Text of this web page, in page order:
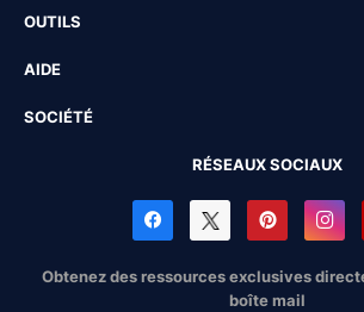
OUTILS
AIDE
SOCIÉTÉ
RÉSEAUX SOCIAUX
Obtenez des ressources exclusives
boîte mail